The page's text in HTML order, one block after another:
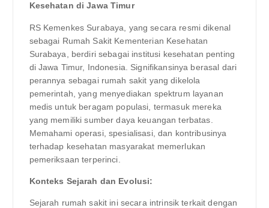
Kesehatan di Jawa Timur
RS Kemenkes Surabaya, yang secara resmi dikenal
sebagai Rumah Sakit Kementerian Kesehatan
Surabaya, berdiri sebagai institusi kesehatan penting
di Jawa Timur, Indonesia. Signifikansinya berasal dari
perannya sebagai rumah sakit yang dikelola
pemerintah, yang menyediakan spektrum layanan
medis untuk beragam populasi, termasuk mereka
yang memiliki sumber daya keuangan terbatas.
Memahami operasi, spesialisasi, dan kontribusinya
terhadap kesehatan masyarakat memerlukan
pemeriksaan terperinci.
Konteks Sejarah dan Evolusi:
Sejarah rumah sakit ini secara intrinsik terkait dengan